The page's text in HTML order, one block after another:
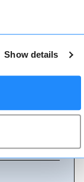
Show details